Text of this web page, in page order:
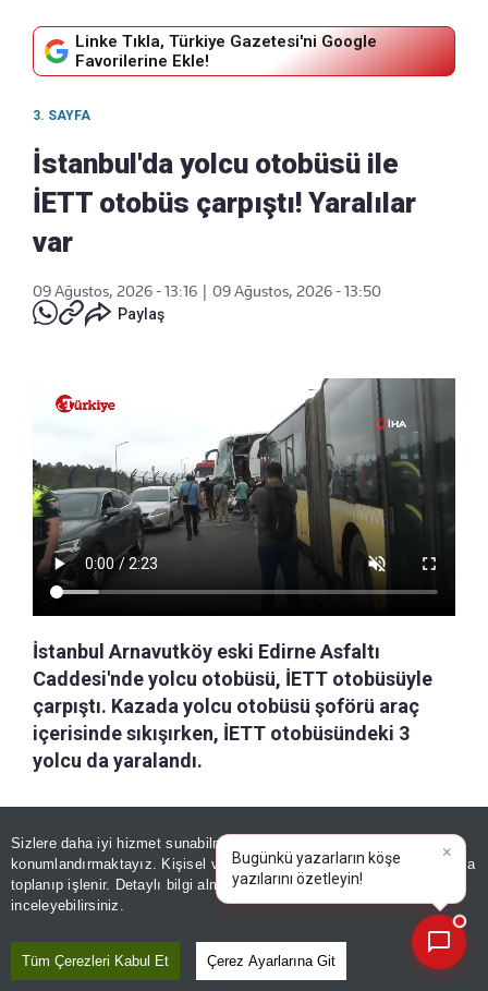
Sizlere daha iyi hizmet sunabilmek adına sitemizde
konumlandırmaktayız. Kişisel verileriniz, KVKK ve GDPR kapsamında
toplanıp işlenir. Detaylı bilgi almak içinAydınlatma Metnimizi
inceleyebilirsiniz.
Tüm Çerezleri Kabul Et Çerez Ayarlarına Git
Linke Tıkla, Türkiye Gazetesi'ni Google
Favorilerine Ekle!
3. SAYFA
İstanbul'da yolcu otobüsü ile
İETT otobüs çarpıştı! Yaralılar
var
09 Ağustos, 2026 - 13:16 | 09 Ağustos, 2026 - 13:50
Paylaş
İstanbul Arnavutköy eski Edirne Asfaltı
Caddesi'nde yolcu otobüsü, İETT otobüsüyle
çarpıştı. Kazada yolcu otobüsü şoförü araç
içerisinde sıkışırken, İETT otobüsündeki 3
yolcu da yaralandı.
İstanbul Arnavutköy'de şehirler arası yolcu
otobüsü, İETT otobüsü ile çarpıştı. Kazada 4 kişi
yaralandı.
×
Bugünkü yazarların köşe
yazılarını özetle|